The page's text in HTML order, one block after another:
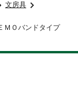
文房具
ＭＯバンドタイプ